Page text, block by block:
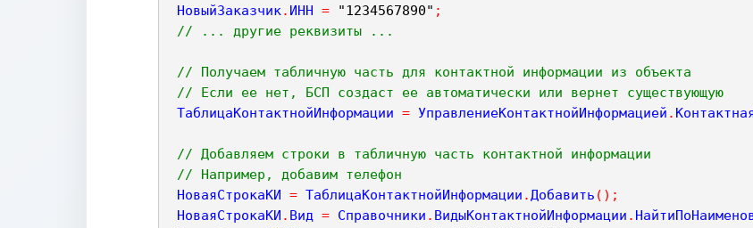
НовыйЗаказчик. ИНН = "1234567890" ;
// ... другие реквизиты ...
// Получаем табличную часть для контактной информации из объекта
// Если ее нет, БСП создаст ее автоматически или вернет существующую
ТаблицаКонтактнойИнформации = УправлениеКонтактнойИнформацией .
// Добавляем строки в табличную часть контактной информации
// Например, добавим телефон
НоваяСтрокаКИ = ТаблицаКонтактнойИнформации .Добавить ( ) ;
НоваяСтрокаКИ . Вид = Справочники . ВидыКонтактнойИнформации .